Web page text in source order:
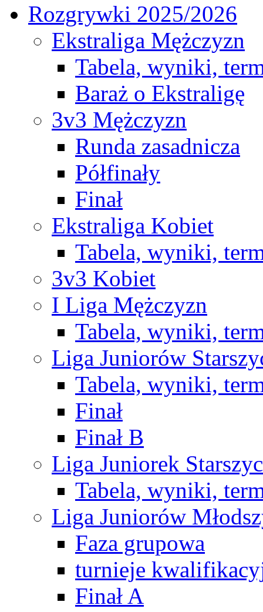
Rozgrywki 2025/2026
Ekstraliga Mężczyzn
Tabela, wyniki,
Baraż o Ekstraligę
3v3 Mężczyzn
Runda zasadnicza
Półfinały
Finał
Ekstraliga Kobiet
Tabela, wyniki,
3v3 Kobiet
I Liga Mężczyzn
Tabela, wyniki,
Liga Juniorów
Tabela, wyniki,
Finał
Finał B
Liga Juniorek
Tabela, wyniki,
Liga Juniorów
Faza grupowa
turnieje
Finał A